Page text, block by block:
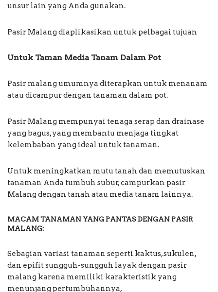
unsur lain yang Anda gunakan.
Pasir Malang diaplikasikan untuk pelbagai tujuan
Untuk Taman Media Tanam Dalam Pot
Pasir malang umumnya diterapkan untuk menanam
atau dicampur dengan tanaman dalam pot.
Pasir Malang mempunyai tenaga serap dan drainase
yang bagus, yang membantu menjaga tingkat
kelembaban yang ideal untuk tanaman.
Untuk meningkatkan mutu tanah dan memutuskan
tanaman Anda tumbuh subur, campurkan pasir
Malang dengan tanah atau media tanam lainnya.
MACAM TANAMAN YANG PANTAS DENGAN PASIR
MALANG:
Sebagian variasi tanaman seperti kaktus, sukulen,
dan epifit sungguh-sungguh layak dengan pasir
malang karena memiliki karakteristik yang
menunjang pertumbuhannya,